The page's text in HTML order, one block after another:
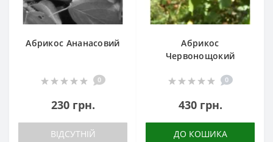
Абрикос Ананасовий
0
230 грн.
ВІДСУТНІЙ
Абрикос
Червонощокий
0
430 грн.
ДО КОШИКА